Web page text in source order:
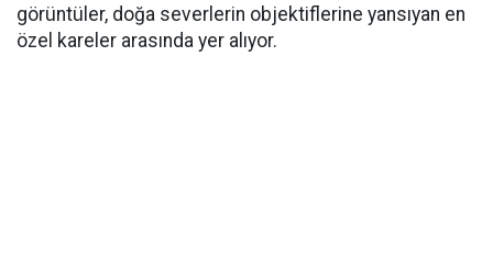
görüntüler, doğa severlerin objektiflerine yansıyan en
özel kareler arasında yer alıyor.